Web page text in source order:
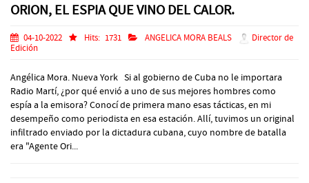
ORION, EL ESPIA QUE VINO DEL CALOR.
04-10-2022 Hits: 1731 ANGELICA MORA BEALS
Director de
Edición
Angélica Mora. Nueva York Si al gobierno de Cuba no le importara
Radio Martí, ¿por qué envió a uno de sus mejores hombres como
espía a la emisora? Conocí de primera mano esas tácticas, en mi
desempeño como periodista en esa estación. Allí, tuvimos un original
infiltrado enviado por la dictadura cubana, cuyo nombre de batalla
era "Agente Ori...